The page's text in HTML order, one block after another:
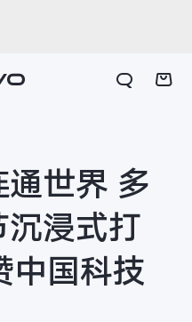
世界 多
沉浸式打
中国科技